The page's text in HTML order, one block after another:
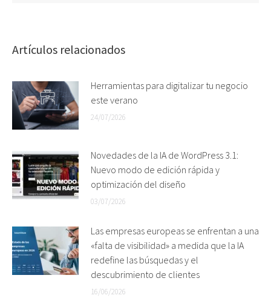
Artículos relacionados
Herramientas para digitalizar tu negocio
este verano
24/07/2026
Novedades de la IA de WordPress 3.1:
Nuevo modo de edición rápida y
optimización del diseño
03/07/2026
Las empresas europeas se enfrentan a una
«falta de visibilidad» a medida que la IA
redefine las búsquedas y el
descubrimiento de clientes
16/06/2026